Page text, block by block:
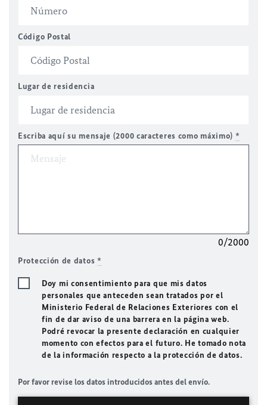
Código Postal
Lugar de residencia
Escriba aquí su mensaje (2000 caracteres como máximo) *
0/2000
Protección de datos *
Doy mi consentimiento para que mis datos
personales que anteceden sean tratados por el
Ministerio Federal de Relaciones Exteriores con el
fin de dar aviso de una barrera en la página web.
Podré revocar la presente declaración en cualquier
momento con efectos para el futuro. He tomado nota
de la información respecto a la protección de datos.
Por favor revise los datos introducidos antes del envío.